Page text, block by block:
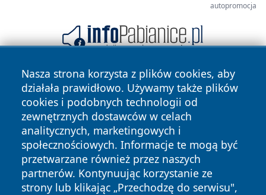
autopromocja
Nasza strona korzysta z plików cookies, aby
działała prawidłowo. Używamy także plików
cookies i podobnych technologii od
zewnętrznych dostawców w celach
analitycznych, marketingowych i
społecznościowych. Informacje te mogą być
przetwarzane również przez naszych
partnerów. Kontynuując korzystanie ze
strony lub klikając „Przechodzę do serwisu",
Copyright © 2026 wrotachorzowa.pl Wszystkie prawa
zastrzeżone.